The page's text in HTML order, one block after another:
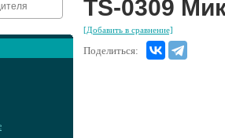
TS-0309
[Добавить в сравнение]
Поделиться: